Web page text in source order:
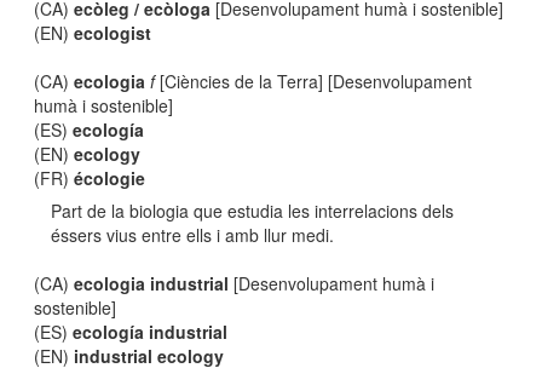
(CA)ecòleg / ecòloga [Desenvolupament humà i sostenible]
(EN)ecologist
(CA)ecologia f[Ciències de la Terra] [Desenvolupament
humà i sostenible]
(ES)ecología
(EN)ecology
(FR)écologie
Part de la biologia que estudia les interrelacions dels
éssers vius entre ells i amb llur medi.
(CA)ecologia industrial [Desenvolupament humà i
sostenible]
(ES)ecología industrial
(EN) industrial ecology